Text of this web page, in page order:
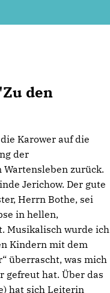
den
Karower auf die
der
zurück.
Jerichow. Der gute
Herrn Bothe, sei
in hellen,
Musikalisch wurde ich
Kindern mit dem
überrascht, was mich
gefreut hat. Über das
hat sich Leiterin